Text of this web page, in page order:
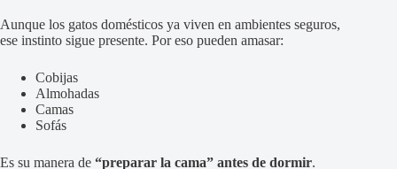
Aunque los gatos domésticos ya viven en ambientes seguros,
ese instinto sigue presente. Por eso pueden amasar:
Cobijas
Almohadas
Camas
Sofás
Es su manera de “preparar la cama” antes de dormir.